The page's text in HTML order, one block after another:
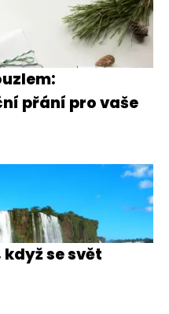
přání pro vaše
se svět